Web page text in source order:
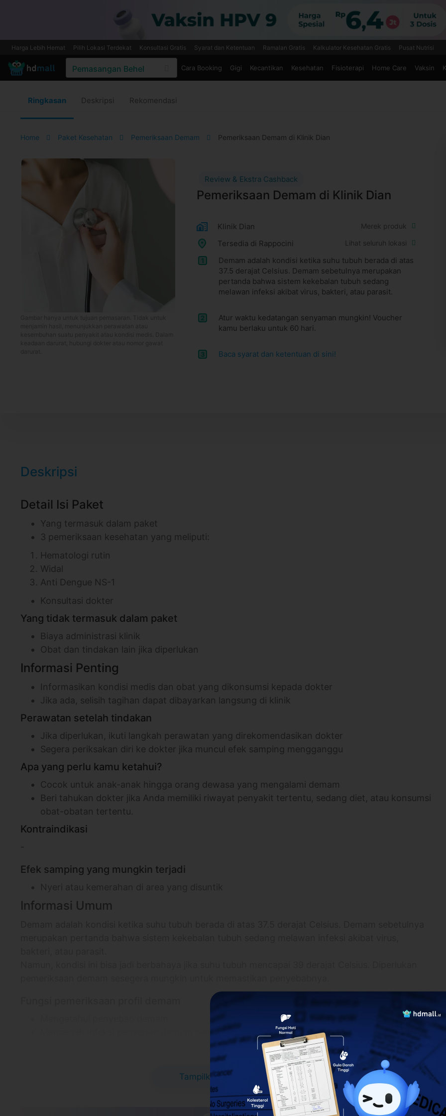
Harga Lebih Hemat Pilih Lokasi Terdekat Konsultasi Gratis Syarat dan Ketentuan Ramalan Gratis Kalkulator Kesehatan Gratis Pusat Nutrisi
Cara Booking Gigi Kecantikan Kesehatan Fisioterapi Home Care Vaksin
Ringkasan Deskripsi Rekomendasi
Home Paket Kesehatan Pemeriksaan Demam Pemeriksaan Demam di Klinik Dian
Review & Ekstra Cashback
Pemeriksaan Demam di Klinik Dian
Klinik Dian Merek produk
Tersedia di Rappocini Lihat seluruh lokasi
1
Demam adalah kondisi ketika suhu tubuh berada di atas
37.5 derajat Celsius. Demam sebetulnya merupakan
pertanda bahwa sistem kekebalan tubuh sedang
melawan infeksi akibat virus, bakteri, atau parasit.
2
Atur waktu kedatangan senyaman mungkin! Voucher
kamu berlaku untuk 60 hari.
3 Baca syarat dan ketentuan di sini!
Deskripsi
Detail Isi Paket
Yang termasuk dalam paket
3 pemeriksaan kesehatan yang meliputi:
Hematologi rutin
Widal
Anti Dengue NS-1
Konsultasi dokter
Yang tidak termasuk dalam paket
Biaya administrasi klinik
Obat dan tindakan lain jika diperlukan
Informasi Penting
Informasikan kondisi medis dan obat yang dikonsumsi kepada dokter
Jika ada, selisih tagihan dapat dibayarkan langsung di klinik
Perawatan setelah tindakan
Jika diperlukan, ikuti langkah perawatan yang direkomendasikan dokter
Segera periksakan diri ke dokter jika muncul efek samping mengganggu
Apa yang perlu kamu ketahui?
Cocok untuk anak-anak hingga orang dewasa yang mengalami demam
Beri tahukan dokter jika Anda memiliki riwayat penyakit tertentu, sedang diet, atau konsumsi
obat-obatan tertentu.
Kontraindikasi
-
Efek samping yang mungkin terjadi
Informasi Umum
Mencegah infeksi penyebab demam semakin parah dalam tubuh
Bagaimana pemeriksaan profil demam dilakukan?
Pengambilan sampel darah dan urine pasien untuk diuji di laboratorium
Tampilkan lebih banyak